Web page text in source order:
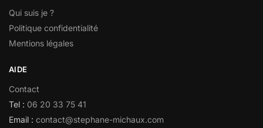
Qui suis je ?
Politique confidentialité
Mentions légales
AIDE
Contact
Tel : 06 20 33 75 41
Email : contact@stephane-michaux.com